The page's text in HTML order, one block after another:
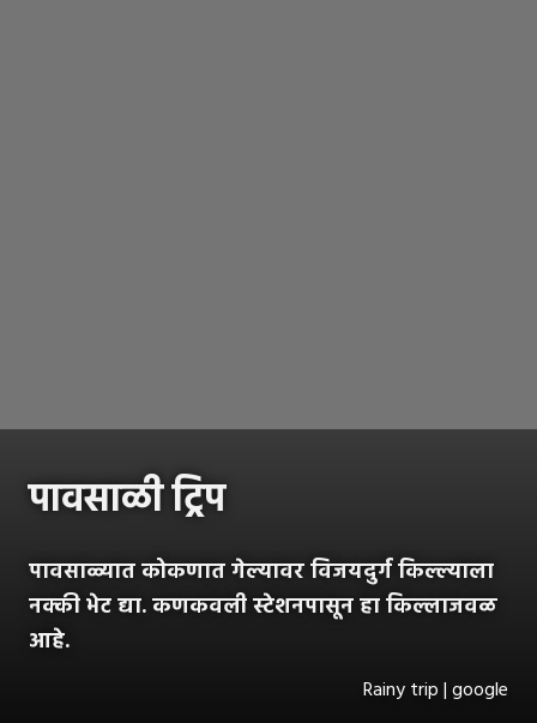
पावसाळी ट्रिप
पावसाळ्यात कोकणात गेल्यावर विजयदुर्ग किल्ल्याला
नक्की भेट द्या. कणकवली स्टेशनपासून हा किल्लाजवळ
आहे.
Rainy trip | google